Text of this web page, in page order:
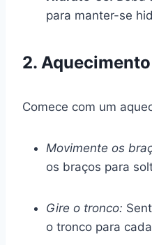
para manter-se
2. Aquecimento
Comece com um
Movimente os
os braços para
Gire o tronco:
o tronco para